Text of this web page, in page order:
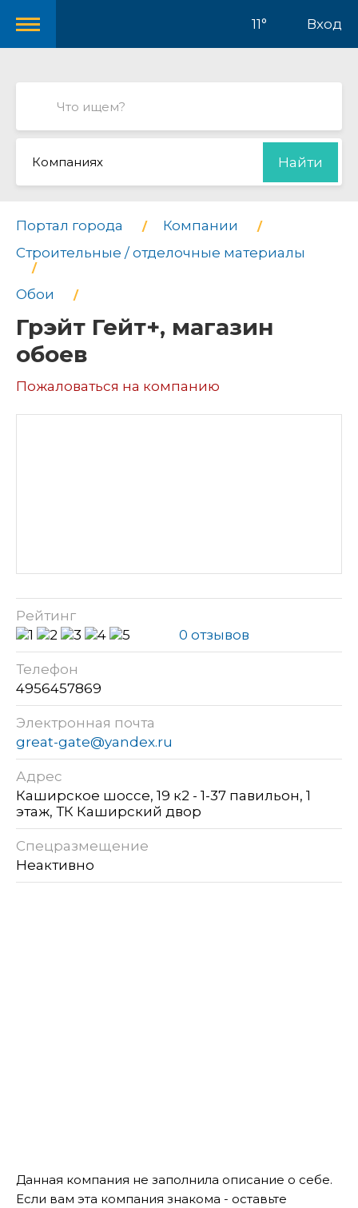
11° Вход
Компаниях Найти
Портал города
Компании
Строительные / отделочные материалы
Обои
Грэйт Гейт+, магазин
обоев
Пожаловаться на компанию
Рейтинг
0 отзывов
Телефон
4956457869
Электронная почта
great-gate@yandex.ru
Адрес
Каширское шоссе, 19 к2 - 1-37 павильон, 1
этаж, ТК Каширский двор
Спецразмещение
Неактивно
Данная компания не заполнила описание о себе.
Если вам эта компания знакома - оставьте